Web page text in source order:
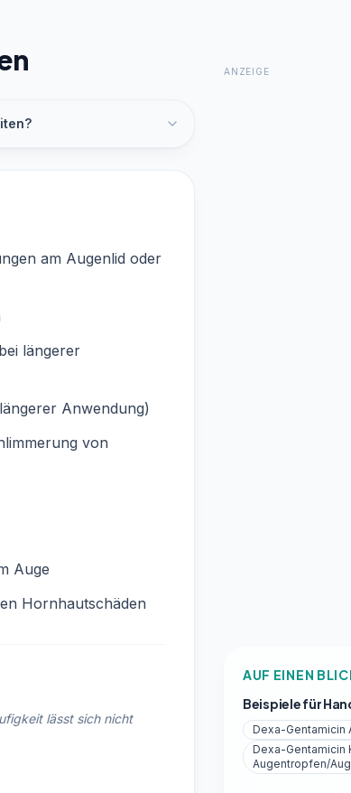
am Augenlid oder
längerer
Anwendung)
von
Auge
Hornhautschäden
lässt sich nicht
ANZEIGE
AUF EINEN
Beispiele für
Dexa-Gentamicin
Dexa-Gentamicin
Augentropfen/